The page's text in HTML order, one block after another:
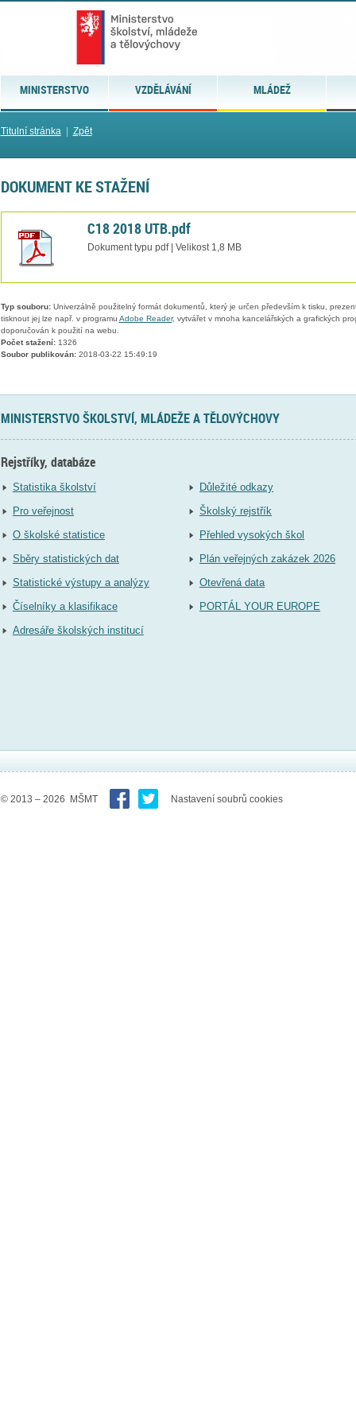
MINISTERSTVO VZDĚLÁVÁNÍ MLÁDEŽ
Titulní stránka| Zpět
DOKUMENT KE STAŽENÍ
C18 2018 UTB.pdf
Dokument typu pdf | Velikost 1,8 MB
Typ souboru:Univerzálně použitelný formát dokumentů, který je určen především k tisku,
tisknout jej lze např. v programu Adobe Reader, vytvářet v mnoha kancelářských a grafických
doporučován k použití na webu.
Počet stažení:1326
Soubor publikován:2018-03-22 15:49:19
MINISTERSTVO ŠKOLSTVÍ, MLÁDEŽE A TĚLOVÝCHOVY
Rejstříky, databáze
Statistika školství
Pro veřejnost
O školské statistice
Sběry statistických dat
Statistické výstupy a analýzy
Číselníky a klasifikace
Adresáře školských institucí
Důležité odkazy
Školský rejstřík
Přehled vysokých škol
Plán veřejných zakázek 2026
Otevřená data
PORTÁL YOUR EUROPE
© 2013 – 2026 MŠMT Nastavení soubrů cookies